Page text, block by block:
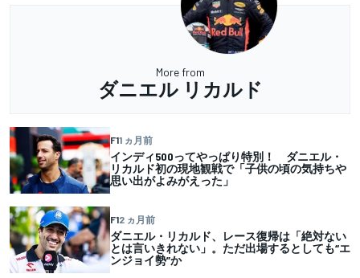
More from
ダニエル リカルド
F11 ヵ月前
インディ500ってやっぱり特別！ ダニエル・
リカルド初の現地観戦で「子供の頃の気持ちや
思い出がよみがえった」
F12 ヵ月前
ダニエル・リカルド、レース復帰は「絶対ない
とは言いきれない」。ただ出場するとしても“エ
ンジョイ勢”か